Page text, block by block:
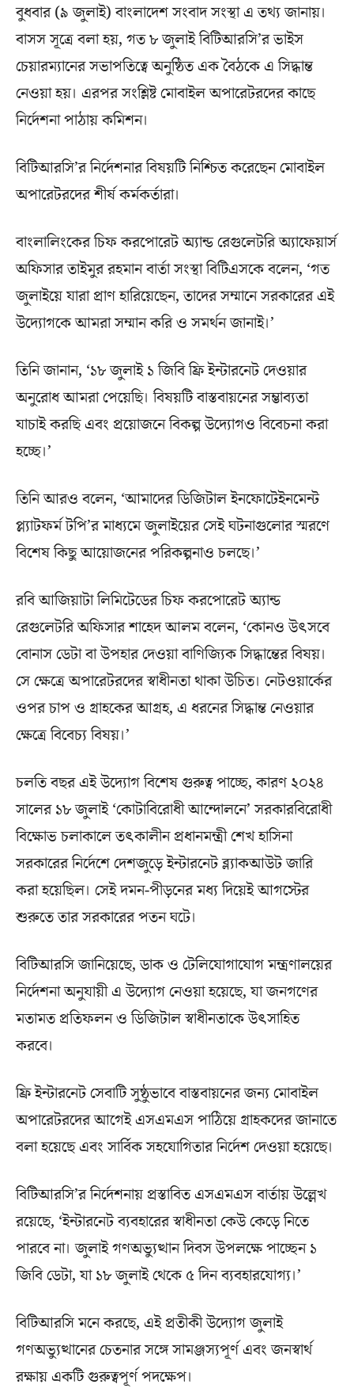
বুধবার (৯ জুলাই) বাংলাদেশ সংবাদ সংস্থা এ তথ্য জানায়।
বাসস সূত্রে বলা হয়, গত ৮ জুলাই বিটিআরসি’র ভাইস
চেয়ারম্যানের সভাপতিত্বে অনুষ্ঠিত এক বৈঠকে এ সিদ্ধান্ত
নেওয়া হয়। এরপর সংশ্লিষ্ট মোবাইল অপারেটরদের কাছে
নির্দেশনা পাঠায় কমিশন।
বিটিআরসি’র নির্দেশনার বিষয়টি নিশ্চিত করেছেন মোবাইল
অপারেটরদের শীর্ষ কর্মকর্তারা।
বাংলালিংকের চিফ করপোরেট অ্যান্ড রেগুলেটরি অ্যাফেয়ার্স
অফিসার তাইমুর রহমান বার্তা সংস্থা বিটিএসকে বলেন, ‘গত
জুলাইয়ে যারা প্রাণ হারিয়েছেন, তাদের সম্মানে সরকারের এই
উদ্যোগকে আমরা সম্মান করি ও সমর্থন জানাই।’
তিনি জানান, ‘১৮ জুলাই ১ জিবি ফ্রি ইন্টারনেট দেওয়ার
অনুরোধ আমরা পেয়েছি। বিষয়টি বাস্তবায়নের সম্ভাব্যতা
যাচাই করছি এবং প্রয়োজনে বিকল্প উদ্যোগও বিবেচনা করা
হচ্ছে।’
তিনি আরও বলেন, ‘আমাদের ডিজিটাল ইনফোটেইনমেন্ট
প্ল্যাটফর্ম টপি’র মাধ্যমে জুলাইয়ের সেই ঘটনাগুলোর স্মরণে
বিশেষ কিছু আয়োজনের পরিকল্পনাও চলছে।’
রবি আজিয়াটা লিমিটেডের চিফ করপোরেট অ্যান্ড
রেগুলেটরি অফিসার শাহেদ আলম বলেন, ‘কোনও উৎসবে
বোনাস ডেটা বা উপহার দেওয়া বাণিজ্যিক সিদ্ধান্তের বিষয়।
সে ক্ষেত্রে অপারেটরদের স্বাধীনতা থাকা উচিত। নেটওয়ার্কের
ওপর চাপ ও গ্রাহকের আগ্রহ, এ ধরনের সিদ্ধান্ত নেওয়ার
ক্ষেত্রে বিবেচ্য বিষয়।’
চলতি বছর এই উদ্যোগ বিশেষ গুরুত্ব পাচ্ছে, কারণ ২০২৪
সালের ১৮ জুলাই ‘কোটাবিরোধী আন্দোলনে’ সরকারবিরোধী
বিক্ষোভ চলাকালে তৎকালীন প্রধানমন্ত্রী শেখ হাসিনা
সরকারের নির্দেশে দেশজুড়ে ইন্টারনেট ব্ল্যাকআউট জারি
করা হয়েছিল। সেই দমন-পীড়নের মধ্য দিয়েই আগস্টের
শুরুতে তার সরকারের পতন ঘটে।
বিটিআরসি জানিয়েছে, ডাক ও টেলিযোগাযোগ মন্ত্রণালয়ের
নির্দেশনা অনুযায়ী এ উদ্যোগ নেওয়া হয়েছে, যা জনগণের
মতামত প্রতিফলন ও ডিজিটাল স্বাধীনতাকে উৎসাহিত
করবে।
ফ্রি ইন্টারনেট সেবাটি সুষ্ঠুভাবে বাস্তবায়নের জন্য মোবাইল
অপারেটরদের আগেই এসএমএস পাঠিয়ে গ্রাহকদের জানাতে
বলা হয়েছে এবং সার্বিক সহযোগিতার নির্দেশ দেওয়া হয়েছে।
বিটিআরসি’র নির্দেশনায় প্রস্তাবিত এসএমএস বার্তায় উল্লেখ
রয়েছে, ‘ইন্টারনেট ব্যবহারের স্বাধীনতা কেউ কেড়ে নিতে
পারবে না। জুলাই গণঅভ্যুত্থান দিবস উপলক্ষে পাচ্ছেন ১
জিবি ডেটা, যা ১৮ জুলাই থেকে ৫ দিন ব্যবহারযোগ্য।’
বিটিআরসি মনে করছে, এই প্রতীকী উদ্যোগ জুলাই
গণঅভ্যুত্থানের চেতনার সঙ্গে সামঞ্জস্যপূর্ণ এবং জনস্বার্থ
রক্ষায় একটি গুরুত্বপূর্ণ পদক্ষেপ।